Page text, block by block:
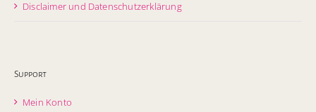
Disclaimer und Datenschutzerklärung
Support
Mein Konto